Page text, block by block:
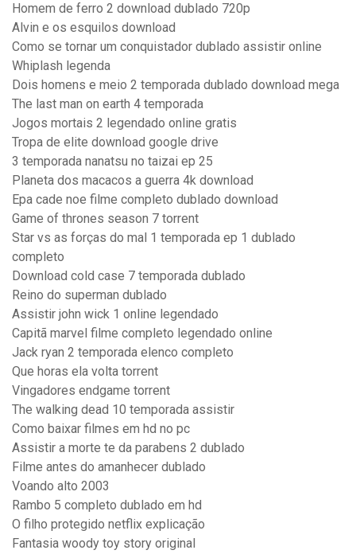
Homem de ferro 2 download dublado 720p
Alvin e os esquilos download
Como se tornar um conquistador dublado assistir online
Whiplash legenda
Dois homens e meio 2 temporada dublado download mega
The last man on earth 4 temporada
Jogos mortais 2 legendado online gratis
Tropa de elite download google drive
3 temporada nanatsu no taizai ep 25
Planeta dos macacos a guerra 4k download
Epa cade noe filme completo dublado download
Game of thrones season 7 torrent
Star vs as forças do mal 1 temporada ep 1 dublado
completo
Download cold case 7 temporada dublado
Reino do superman dublado
Assistir john wick 1 online legendado
Capitã marvel filme completo legendado online
Jack ryan 2 temporada elenco completo
Que horas ela volta torrent
Vingadores endgame torrent
The walking dead 10 temporada assistir
Como baixar filmes em hd no pc
Assistir a morte te da parabens 2 dublado
Filme antes do amanhecer dublado
Voando alto 2003
Rambo 5 completo dublado em hd
O filho protegido netflix explicação
Fantasia woody toy story original